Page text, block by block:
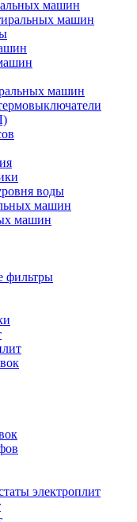
машин
машин
машин
воды
машин
машин
фильтры
электроплит